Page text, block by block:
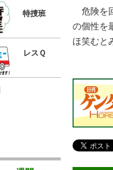
危険を
の個性を
ほ笑むと
特捜班
レスＱ